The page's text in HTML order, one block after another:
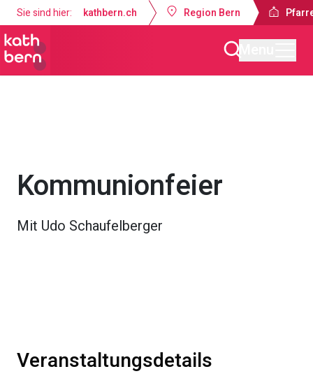
Sie sind hier: kathbern.ch Region Bern
Kommunionfeier
Mit Udo Schaufelberger
Veranstaltungsdetails